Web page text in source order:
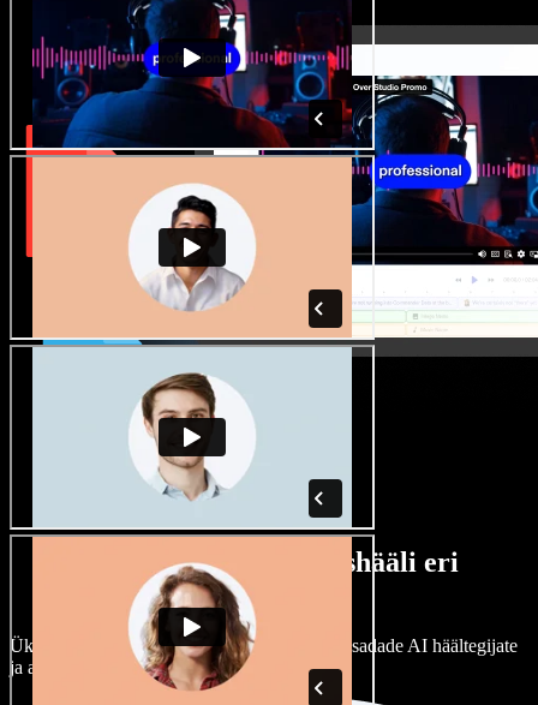
Lai valik mees- ja naishääli eri
aktsentidega
Ükski projekt ei pea kõlama ühtemoodi. Vali sadade AI häältegijate
ja aktsentide hulgast ning kohanda neid.